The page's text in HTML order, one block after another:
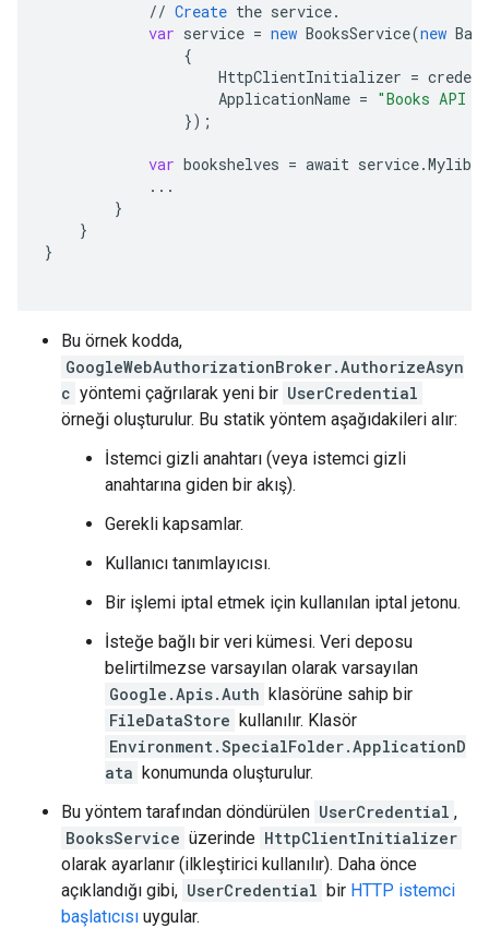
// Create the service.
var service = new BooksService(new
{
HttpClientInitializer =
ApplicationName = "Books API
});
var bookshelves = await service.
...
}
}
}
Bu örnek kodda,
GoogleWebAuthorizationBroker.AuthorizeAsyn
c yöntemi çağrılarak yeni bir UserCredential
örneği oluşturulur. Bu statik yöntem aşağıdakileri alır:
İstemci gizli anahtarı (veya istemci gizli
anahtarına giden bir akış).
Gerekli kapsamlar.
Kullanıcı tanımlayıcısı.
Bir işlemi iptal etmek için kullanılan iptal jetonu.
İsteğe bağlı bir veri kümesi. Veri deposu
belirtilmezse varsayılan olarak varsayılan
Google.Apis.Auth klasörüne sahip bir
FileDataStore kullanılır. Klasör
Environment.SpecialFolder.ApplicationD
ata konumunda oluşturulur.
Bu yöntem tarafından döndürülen UserCredential ,
BooksService üzerinde HttpClientInitializer
olarak ayarlanır (ilkleştirici kullanılır). Daha önce
açıklandığı gibi, UserCredential bir HTTP istemci
başlatıcısı uygular.